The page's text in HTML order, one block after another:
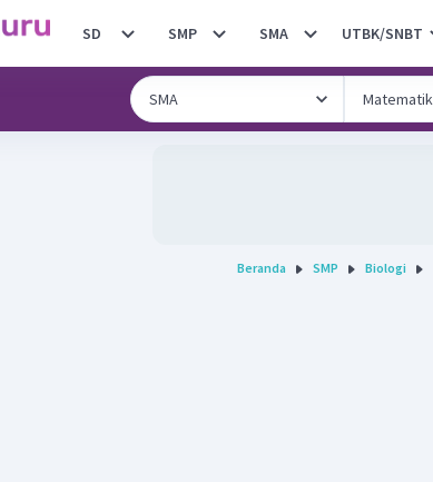
SD SMP SMA UTBK/SNBT
Beranda SMP Biologi